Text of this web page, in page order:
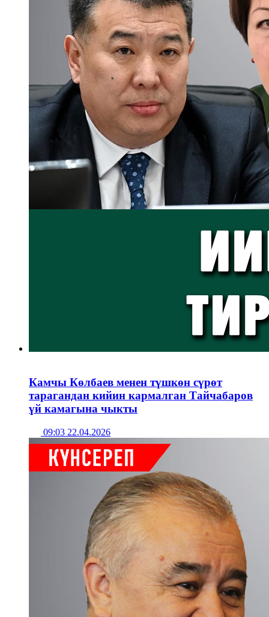
Камчы Көлбаев менен түшкөн сүрөт
тарагандан кийин кармалган Тайчабаров
үй камагына чыкты
09:03 22.04.2026